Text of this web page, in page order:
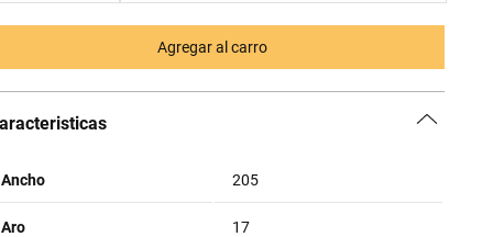
Agregar al carro
Ancho 205
Aro 17